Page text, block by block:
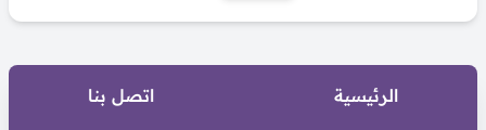
الرئيسية اتصل بنا